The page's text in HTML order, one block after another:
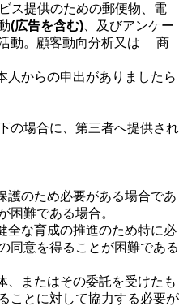
ス提供のための郵便物、電
(広告を含む) 、及びアンケー
活動。顧客動向分析又は 商
人からの申出がありましたら
の場合に、第三者へ提供され
護のため必要がある場合であ
困難である場合。
全な育成の推進のため特に必
同意を得ることが困難である
、またはその委託を受けたも
ことに対して協力する必要が